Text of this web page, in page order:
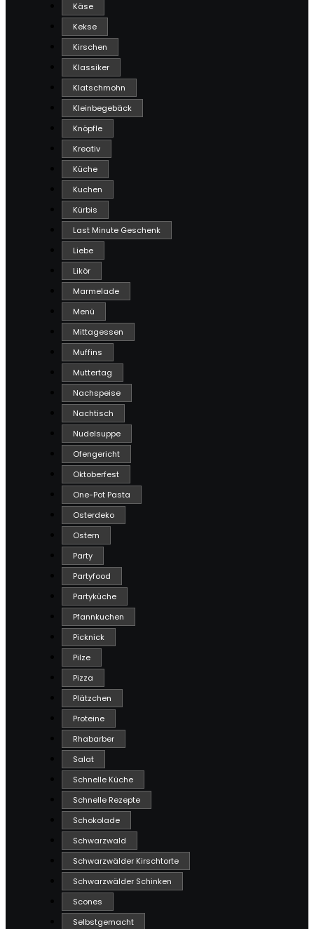
Käse
Kekse
Kirschen
Klassiker
Klatschmohn
Kleinbegebäck
Knöpfle
Kreativ
Küche
Kuchen
Kürbis
Last Minute Geschenk
Liebe
Likör
Marmelade
Menü
Mittagessen
Muffins
Muttertag
Nachspeise
Nachtisch
Nudelsuppe
Ofengericht
Oktoberfest
One-Pot Pasta
Osterdeko
Ostern
Party
Partyfood
Partyküche
Pfannkuchen
Picknick
Pilze
Pizza
Plätzchen
Proteine
Rhabarber
Salat
Schnelle Küche
Schnelle Rezepte
Schokolade
Schwarzwald
Schwarzwälder Kirschtorte
Schwarzwälder Schinken
Scones
Selbstgemacht